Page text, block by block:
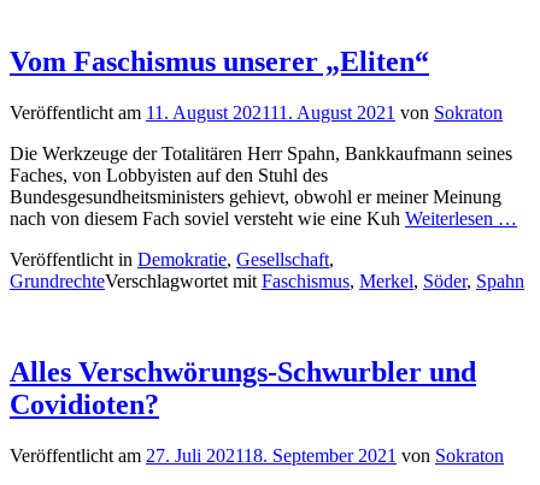
Vom Faschismus unserer „Eliten“
Veröffentlicht am 11. August 202111. August 2021 von Sokraton
Die Werkzeuge der Totalitären Herr Spahn, Bankkaufmann seines
Faches, von Lobbyisten auf den Stuhl des
Bundesgesundheitsministers gehievt, obwohl er meiner Meinung
nach von diesem Fach soviel versteht wie eine Kuh Weiterlesen …
Veröffentlicht in Demokratie, Gesellschaft,
GrundrechteVerschlagwortet mit Faschismus, Merkel, Söder, Spahn
Alles Verschwörungs-Schwurbler und
Covidioten?
Veröffentlicht am 27. Juli 202118. September 2021 von Sokraton